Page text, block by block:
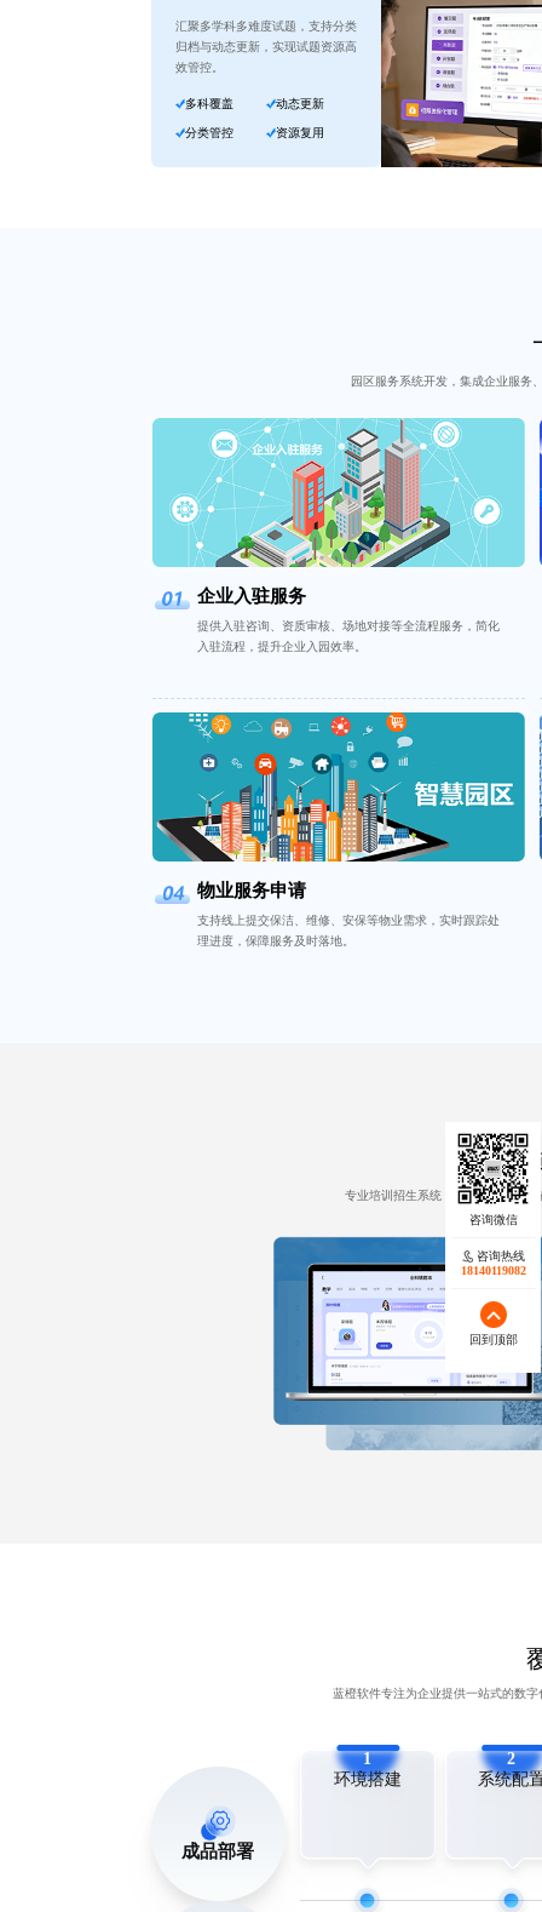
汇聚多学科多难度试题，支持分类
归档与动态更新，实现试题资源高
效管控。
多科覆盖 动态更新
分类管控 资源复用
园区服务系统开发，集成企业服务
企业入驻服务
提供入驻咨询、资质审核、场地对接等全流程服务，简化
入驻流程，提升企业入园效率。
物业服务申请
支持线上提交保洁、维修、安保等物业需求，实时跟踪处
理进度，保障服务及时落地。
专业培训招生系统，涵盖课程发布
蓝橙软件专注为企业提供一站式的数
成品部署
1
环境搭建
2
系统配
咨询热线
18140119082
回到顶部